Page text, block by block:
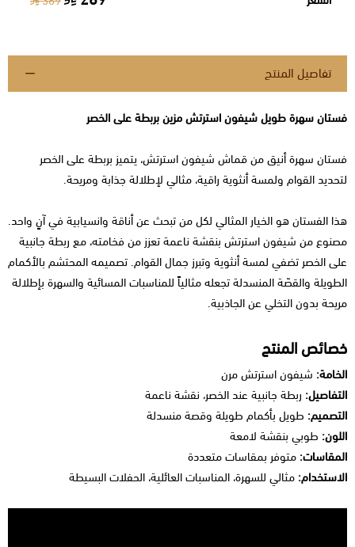
تفاصيل المنتج
فستان سهرة طويل شيفون استرتش مزين بربطة على الخصر
فستان سهرة أنيق من قماش شيفون استرتش، يتميز بربطة على الخصر
لتحديد القوام ولمسة أنثوية راقية، مثالي لإطلالة جذابة ومريحة.
هذا الفستان هو الخيار المثالي لكل من تبحث عن أناقة وانسيابية في آنٍ واحد.
مصنوع من شيفون استرتش بنقشة ناعمة تعزز من فخامته، مع ربطة جانبية
على الخصر تضفي لمسة أنثوية وتبرز جمال القوام. تصميمه المحتشم بالأكمام
الطويلة والقصّة المنسدلة تجعله مثالياً للمناسبات المسائية والسهرة بإطلالة
مريحة بدون التخلي عن الجاذبية.
خصائص المنتج
الخامة: شيفون استرتش مرن
التفاصيل: ربطة جانبية عند الخصر، نقشة ناعمة
التصميم: طويل بأكمام طويلة وقصة منسدلة
اللون: طوبي بنقشة لامعة
المقاسات: متوفر بمقاسات متعددة
الاستخدام: مثالي للسهرة، المناسبات العائلية، الحفلات البسيطة